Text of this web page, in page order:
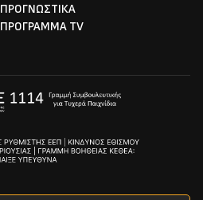
ΠΡΟΓΝΩΣΤΙΚΑ
ΠΡΟΓΡΑΜΜΑ TV